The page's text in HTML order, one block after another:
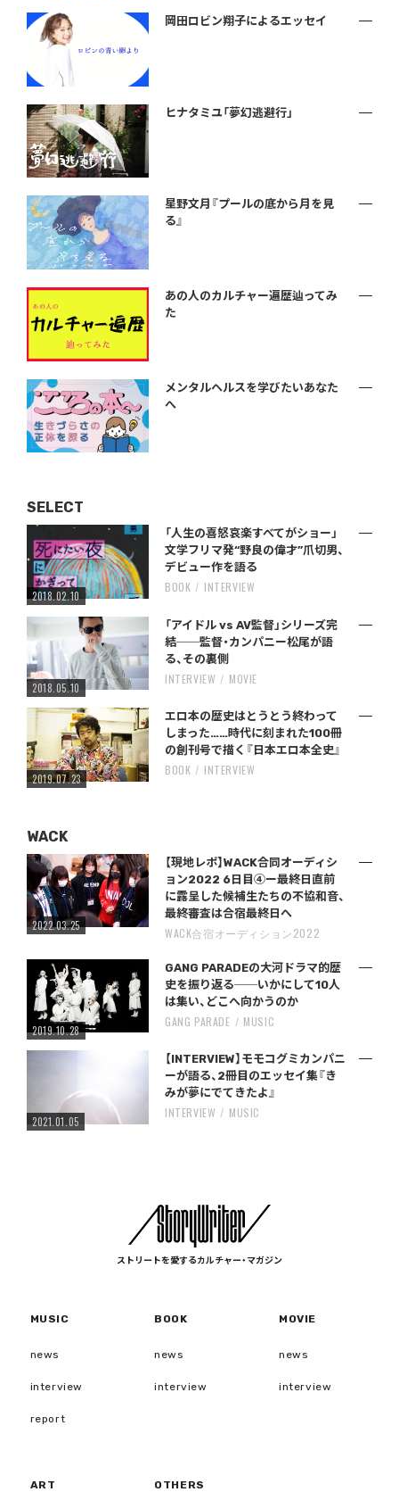
岡田ロビン翔子によるエッセイ
ヒナタミユ「夢幻逃避行」
星野文月『プールの底から月を見
る』
あの人のカルチャー遍歴辿ってみ
た
メンタルヘルスを学びたいあなた
へ
SELECT
2018.02.10
「人生の喜怒哀楽すべてがショー」
文学フリマ発“野良の偉才”爪切男、
デビュー作を語る
BOOK INTERVIEW
2018.05.10
「アイドル vs AV監督」シリーズ完
結──監督・カンパニー松尾が語
る、その裏側
INTERVIEW MOVIE
2019.07.23
エロ本の歴史はとうとう終わって
しまった……時代に刻まれた100冊
の創刊号で描く『日本エロ本全史』
BOOK INTERVIEW
WACK
2022.03.25
【現地レポ】WACK合同オーディシ
ョン2022 6日目④ー最終日直前
に露呈した候補生たちの不協和音、
最終審査は合宿最終日へ
WACK合宿オーディション2022
2019.10.28
GANG PARADEの大河ドラマ的歴
史を振り返る──いかにして10人
は集い、どこへ向かうのか
GANG PARADE MUSIC
2021.01.05
【INTERVIEW】モモコグミカンパニ
ーが語る、2冊目のエッセイ集『き
みが夢にでてきたよ』
INTERVIEW MUSIC
ストリートを愛するカルチャー・マガジン
MUSIC
news
interview
report
BOOK
news
interview
MOVIE
news
interview
ART OTHERS